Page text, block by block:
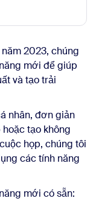
2023, chúng
mới để giúp
và tạo trải
nhân, đơn giản
tạo không
họp, chúng tôi
các tính năng
mới có sẵn: